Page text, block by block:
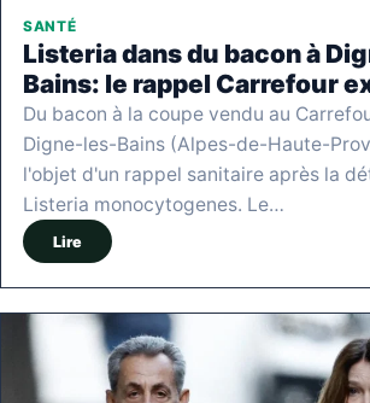
SANTÉ
Listeria dans du bacon à
Bains: le rappel Carrefour
Du bacon à la coupe vendu au
Digne-les-Bains (Alpes-de-Haute-
l'objet d'un rappel sanitaire après la
Listeria monocytogenes. Le…
Lire